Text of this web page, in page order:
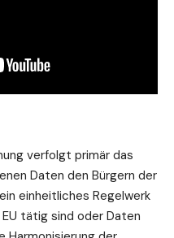
verfolgt primär das
Daten den Bürgern der
einheitliches Regelwerk
tätig sind oder Daten